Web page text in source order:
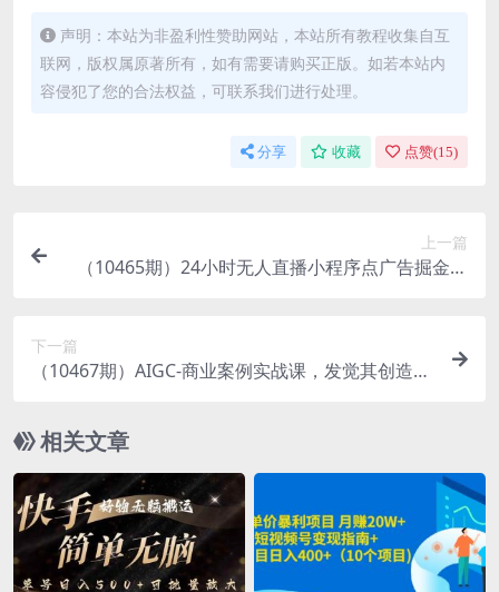
声明：本站为非盈利性赞助网站，本站所有教程收集自互
联网，版权属原著所有，如有需要请购买正版。如若本站内
容侵犯了您的合法权益，可联系我们进行处理。
分享 收藏 点赞(15)
上一篇
（10465期）24小时无人直播小程序点广告掘金，
下一篇
（10467期）AIGC-商业案例实战课，发觉其创造和
相关文章